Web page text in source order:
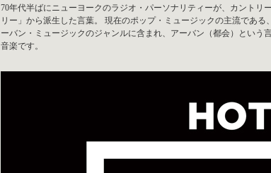
70年代半ばにニューヨークのラジオ・パーソナリティーが、カント
リー」から派生した言葉。 現在のポップ・ミュージックの主流であ
ーバン・ミュージックのジャンルに含まれ、アーバン（都会）とい
音楽です。